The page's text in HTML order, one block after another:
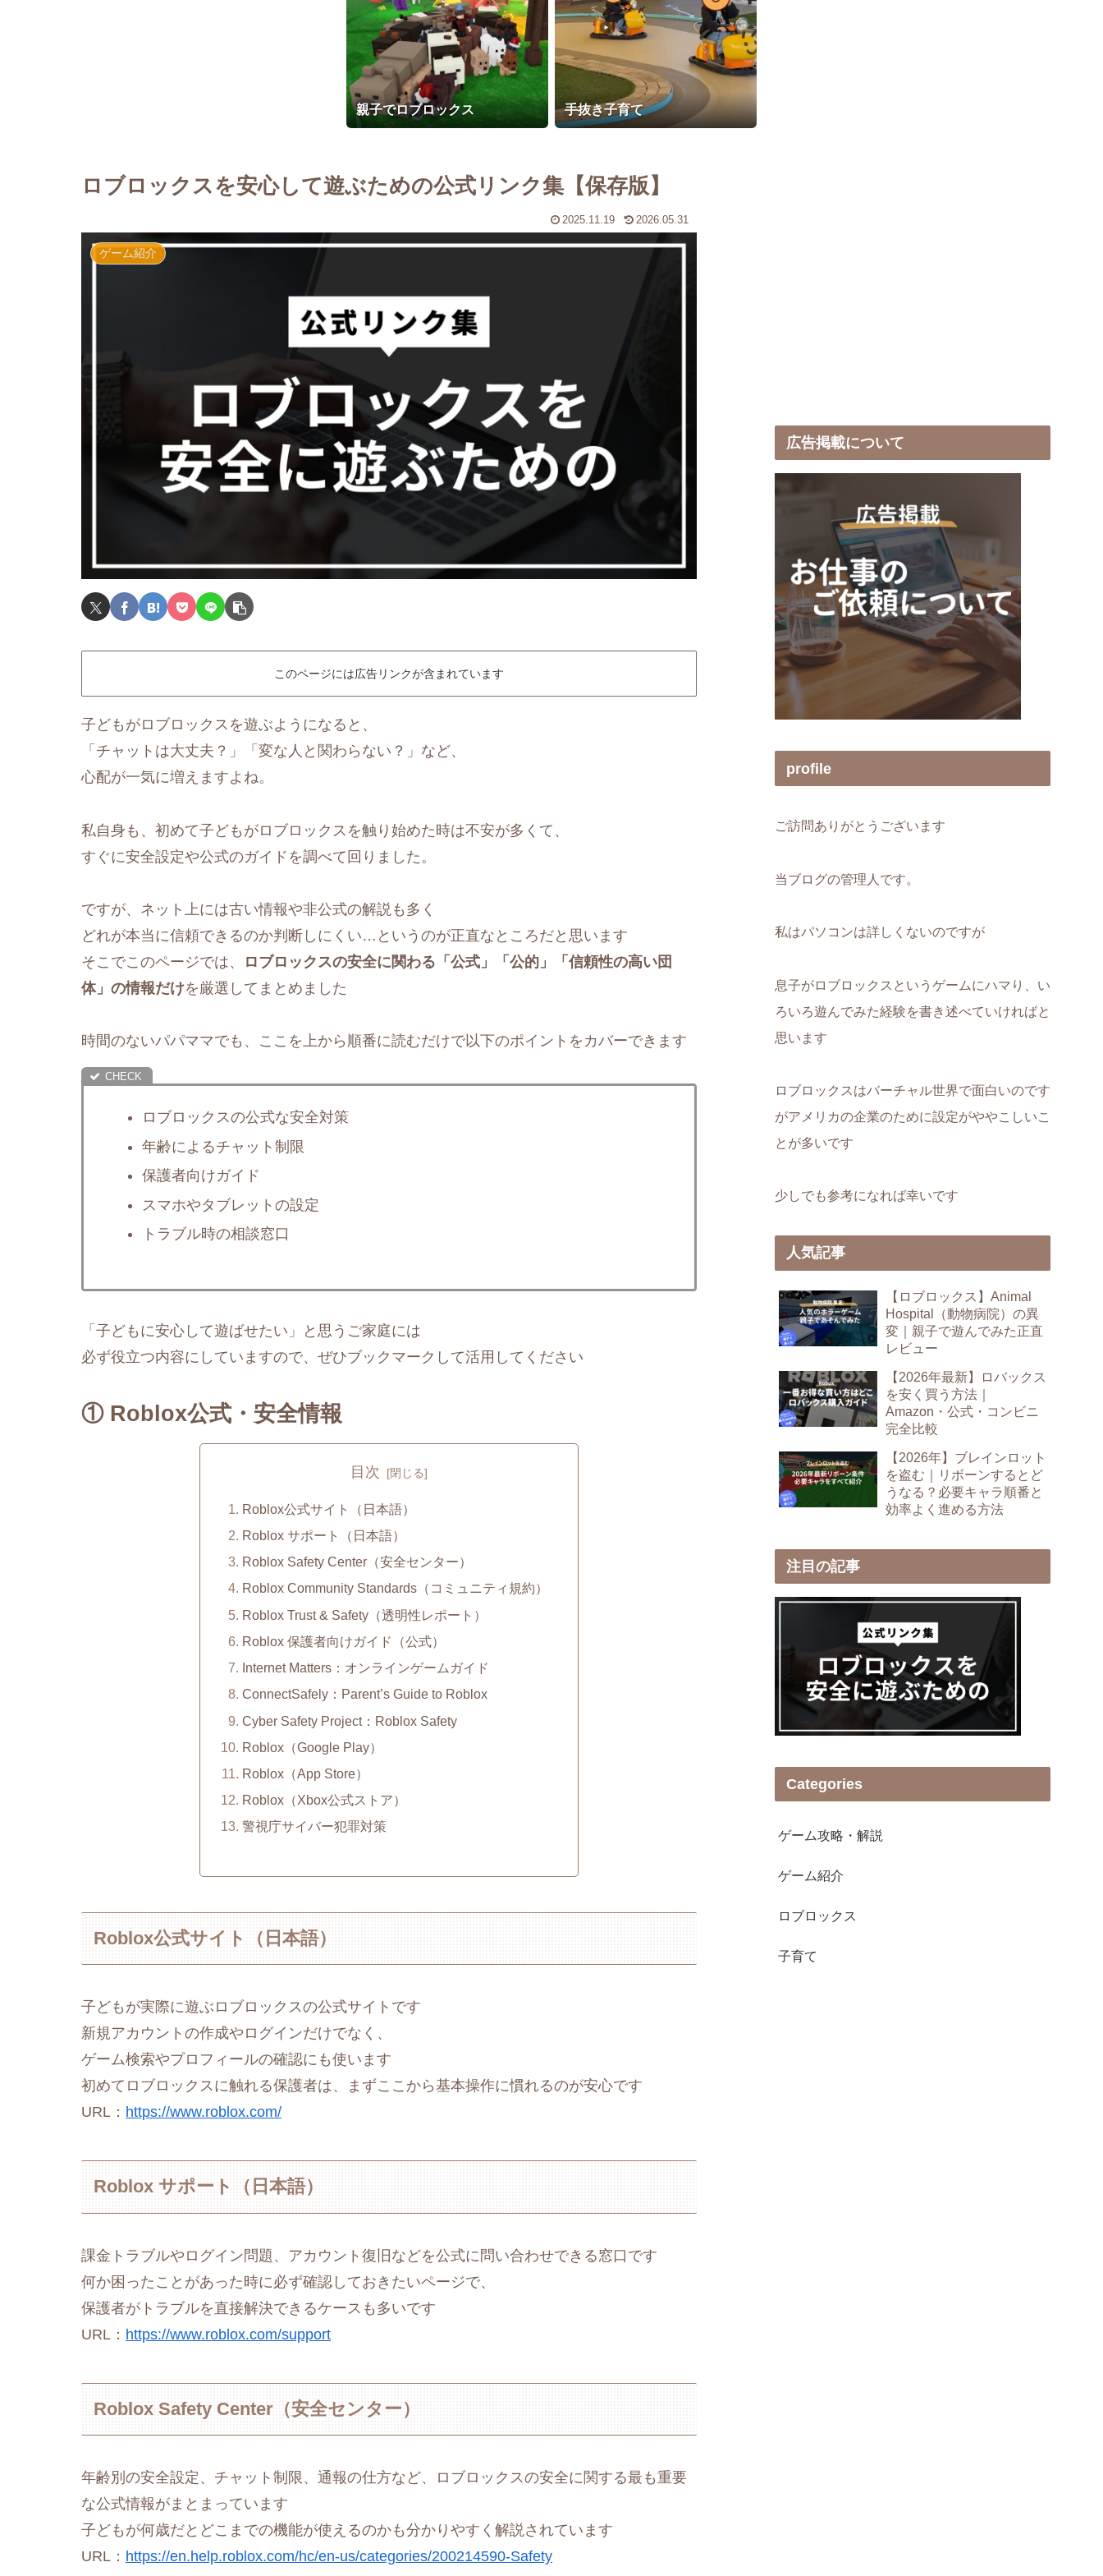
親子でロブロックス 手抜き子育て
ロブロックスを安心して遊ぶための公式リンク集【保存版】
2025.11.19 2026.05.31
ゲーム紹介
このページには広告リンクが含まれています
子どもがロブロックスを遊ぶようになると、
「チャットは大丈夫？」「変な人と関わらない？」など、
心配が一気に増えますよね。
私自身も、初めて子どもがロブロックスを触り始めた時は不安が多くて、
すぐに安全設定や公式のガイドを調べて回りました。
ですが、ネット上には古い情報や非公式の解説も多く
どれが本当に信頼できるのか判断しにくい…というのが正直なところだと思います
そこでこのページでは、
ロブロックスの安全に関わる「公式」「公的」「信頼性の高い団
体」の情報だけを厳選してまとめました
時間のないパパママでも、ここを上から順番に読むだけで以下のポイントをカバーできます
ロブロックスの公式な安全対策
年齢によるチャット制限
保護者向けガイド
スマホやタブレットの設定
トラブル時の相談窓口
「子どもに安心して遊ばせたい」と思うご家庭には
必ず役立つ内容にしていますので、ぜひブックマークして活用してください
① Roblox公式・安全情報
目次
Roblox公式サイト（日本語）
Roblox サポート（日本語）
Roblox Safety Center（安全センター）
Roblox Community Standards（コミュニティ規約）
Roblox Trust & Safety（透明性レポート）
Roblox 保護者向けガイド（公式）
Internet Matters：オンラインゲームガイド
ConnectSafely：Parent’s Guide to Roblox
Cyber Safety Project：Roblox Safety
Roblox（Google Play）
Roblox（App Store）
Roblox（Xbox公式ストア）
警視庁サイバー犯罪対策
Roblox公式サイト（日本語）
子どもが実際に遊ぶロブロックスの公式サイトです
新規アカウントの作成やログインだけでなく、
ゲーム検索やプロフィールの確認にも使います
初めてロブロックスに触れる保護者は、まずここから基本操作に慣れるのが安心です
URL： https://www.roblox.com/
Roblox サポート（日本語）
課金トラブルやログイン問題、アカウント復旧などを公式に問い合わせできる窓口です
何か困ったことがあった時に必ず確認しておきたいページで、
保護者がトラブルを直接解決できるケースも多いです
URL： https://www.roblox.com/support
Roblox Safety Center（安全センター）
年齢別の安全設定、チャット制限、通報の仕方など、ロブロックスの安全に関する最も重要
な公式情報がまとまっています
子どもが何歳だとどこまでの機能が使えるのかも分かりやすく解説されています
URL： https://en.help.roblox.com/hc/en-us/categories/200214590-Safety
広告掲載について
profile
ご訪問ありがとうございます
当ブログの管理人です。
私はパソコンは詳しくないのですが
息子がロブロックスというゲームにハマり、い
ろいろ遊んでみた経験を書き述べていければと
思います
ロブロックスはバーチャル世界で面白いのです
がアメリカの企業のために設定がややこしいこ
とが多いです
少しでも参考になれば幸いです
人気記事
【ロブロックス】Animal
Hospital（動物病院）の異
変｜親子で遊んでみた正直
レビュー
【2026年最新】ロバックス
を安く買う方法｜
Amazon・公式・コンビニ
完全比較
【2026年】ブレインロット
を盗む｜リボーンするとど
うなる？必要キャラ順番と
効率よく進める方法
注目の記事
Categories
ゲーム攻略・解説
ゲーム紹介
ロブロックス
子育て